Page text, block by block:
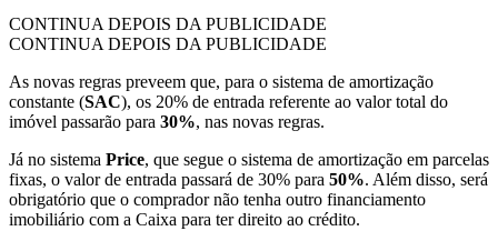
CONTINUA DEPOIS DA PUBLICIDADE
CONTINUA DEPOIS DA PUBLICIDADE
As novas regras preveem que, para o sistema de amortização
constante (SAC), os 20% de entrada referente ao valor total do
imóvel passarão para 30%, nas novas regras.
Já no sistema Price, que segue o sistema de amortização em parcelas
fixas, o valor de entrada passará de 30% para 50%. Além disso, será
obrigatório que o comprador não tenha outro financiamento
imobiliário com a Caixa para ter direito ao crédito.